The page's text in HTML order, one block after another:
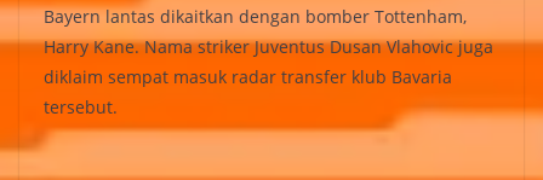
Bayern lantas dikaitkan dengan bomber Tottenham,
Harry Kane. Nama striker Juventus Dusan Vlahovic juga
diklaim sempat masuk radar transfer klub Bavaria
tersebut.